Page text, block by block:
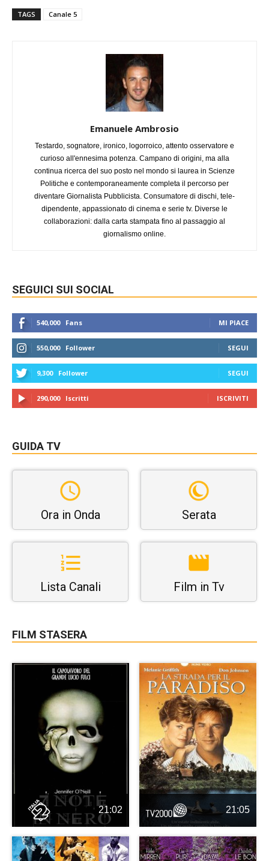
TAGS Canale 5
Emanuele Ambrosio
Testardo, sognatore, ironico, logorroico, attento osservatore e
curioso all'ennesima potenza. Campano di origini, ma alla
continua ricerca del suo posto nel mondo si laurea in Scienze
Politiche e contemporaneamente completa il percorso per
diventare Giornalista Pubblicista. Consumatore di dischi, tele-
dipendente, appassionato di cinema e serie tv. Diverse le
collaborazioni: dalla carta stampata fino al passaggio al
giornalismo online.
SEGUICI SUI SOCIAL
540,000 Fans MI PIACE
550,000 Follower SEGUI
9,300 Follower SEGUI
290,000 Iscritti ISCRIVITI
GUIDA TV
Ora in Onda Serata
Lista Canali Film in Tv
FILM STASERA
21:02 21:05